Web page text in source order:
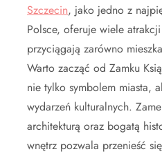
Szczecin, jako jedno z
Polsce, oferuje wiele
przyciągają zarówno
Warto zacząć od Zamku
nie tylko symbolem miasta,
wydarzeń kulturalnych.
architekturą oraz bogatą
wnętrz pozwala przenieść